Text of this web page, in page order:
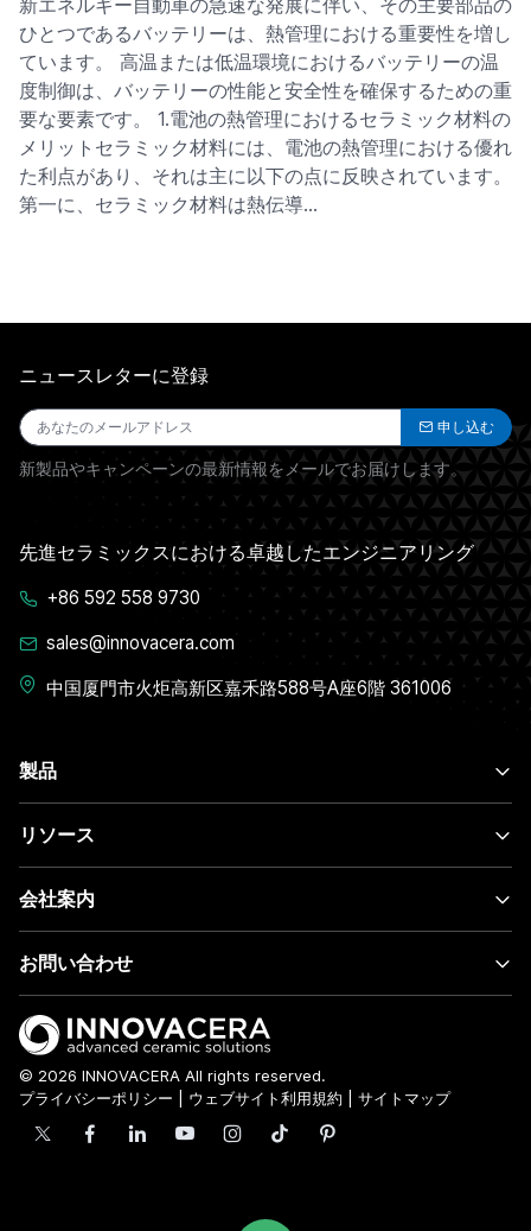
新エネルギー自動車の急速な発展に伴い、その主要部品の
ひとつであるバッテリーは、熱管理における重要性を増し
ています。 高温または低温環境におけるバッテリーの温
度制御は、バッテリーの性能と安全性を確保するための重
要な要素です。 1.電池の熱管理におけるセラミック材料の
メリットセラミック材料には、電池の熱管理における優れ
た利点があり、それは主に以下の点に反映されています。
第一に、セラミック材料は熱伝導…
製品
リソース
会社案内
お問い合わせ
ニュースレターに登録
申し込む
新製品やキャンペーンの最新情報をメールでお届けします。
先進セラミックスにおける卓越したエンジニアリング
+86 592 558 9730
sales@innovacera.com
中国厦門市火炬高新区嘉禾路588号A座6階 361006
© 2026 INNOVACERA All rights reserved.
プライバシーポリシー
ウェブサイト利用規約 サイトマップ